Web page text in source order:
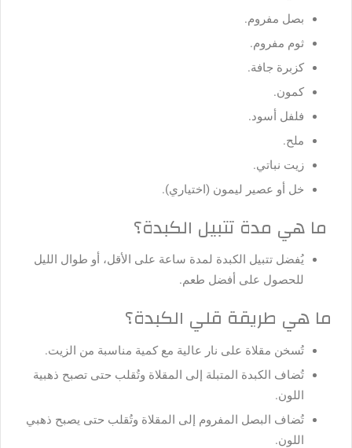
بصل مفروم.
ثوم مفروم.
كزبرة جافة.
كمون.
فلفل أسود.
ملح.
زيت نباتي.
خل أو عصير ليمون (اختياري).
ما هي مدة تتبيل الكبدة؟
يُفضل تتبيل الكبدة لمدة ساعة على الأقل، أو طوال الليل
للحصول على أفضل طعم.
ما هي طريقة قلي الكبدة؟
تُسخن مقلاة على نار عالية مع كمية مناسبة من الزيت.
تُضاف الكبدة المتبلة إلى المقلاة وتُقلب حتى تصبح ذهبية
اللون.
تُضاف البصل المفروم إلى المقلاة وتُقلب حتى يصبح ذهبي
اللون.